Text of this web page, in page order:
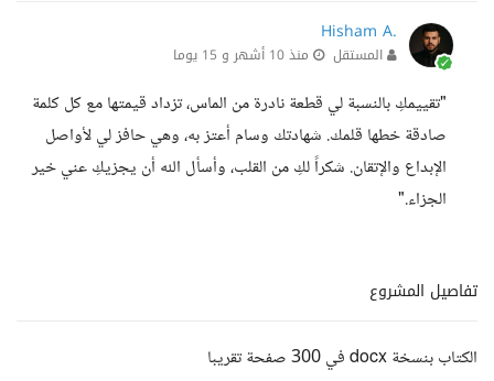
Hisham A.
المستقل منذ 10 أشهر و 15 يوما
"تقييمكِ بالنسبة لي قطعة نادرة من الماس، تزداد قيمتها مع كل كلمة
صادقة خطها قلمك. شهادتك وسام أعتز به، وهي حافز لي لأواصل
الإبداع والإتقان. شكراً لكِ من القلب، وأسأل الله أن يجزيكِ عني خير
الجزاء."
تفاصيل المشروع
الكتاب بنسخة docx في 300 صفحة تقريبا